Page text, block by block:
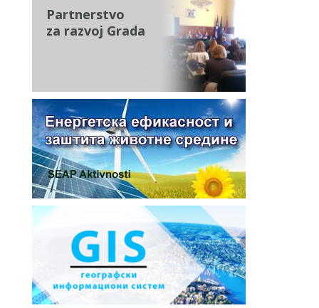
Partnerstvo
za razvoj Grada